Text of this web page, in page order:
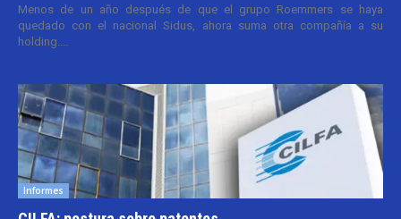
Menos de un año después de que el grupo Roemmers se haya
quedado con el nacional Sidus, ahora suma otra compañía a su
holding....
Informes